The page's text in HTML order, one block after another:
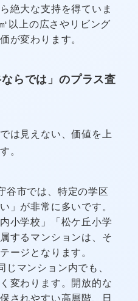
絶大な支持を得ていま
以上の広さやリビング
が変わります。
らでは」のプラス査
は見えない、価値を上
。
谷市では、特定の学区
」が非常に多いです。
小学校」「松ケ丘小学
するマンションは、そ
ージとなります。
じマンション内でも、
変わります。開放的な
されやすい高層階、日